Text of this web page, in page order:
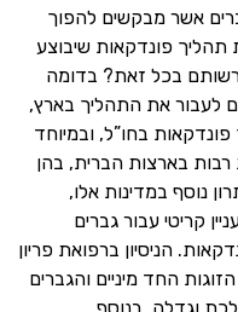
אשר מבקשים להפוך
פונדקאות שיבוצע
בכל זאת? בדומה
לעבור את התהליך בארץ,
פונדקאות בחו”ל, ובמיוחד
רבות בארצות הברית, בהן
נוסף במדינות אלו,
קריטי עבור גברים
הניסיון ברפואת פריון
החד מיניים והגברים